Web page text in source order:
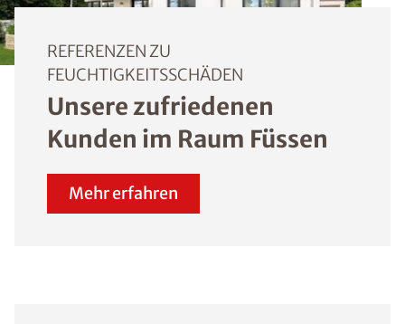
REFERENZEN ZU
FEUCHTIGKEITSSCHÄDEN
Unsere zufriedenen
Kunden im Raum Füssen
Mehr erfahren